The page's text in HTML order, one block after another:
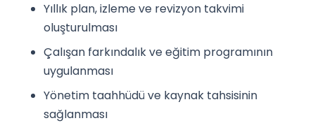
Yıllık plan, izleme ve revizyon takvimi
oluşturulması
Çalışan farkındalık ve eğitim programının
uygulanması
Yönetim taahhüdü ve kaynak tahsisinin
sağlanması